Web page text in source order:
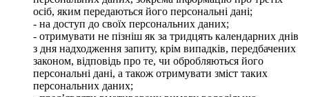
осіб, яким передаються його персональні дані;
- на доступ до своїх персональних даних;
- отримувати не пізніш як за тридцять календарних днів
з дня надходження запиту, крім випадків, передбачених
законом, відповідь про те, чи обробляються його
персональні дані, а також отримувати зміст таких
персональних даних;